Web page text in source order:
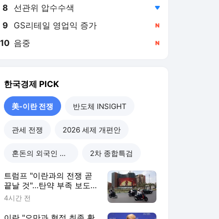
8 선관위 압수수색
9 GS리테일 영업익 증가
10 음중
한국경제 PICK
美-이란 전쟁 반도체 INSIGHT
관세 전쟁 2026 세제 개편안
혼돈의 외국인 고용시장 2차 종합특검
트럼프 "이란과의 전쟁 곧
끝날 것"…탄약 부족 보도
엔 반박
4시간 전